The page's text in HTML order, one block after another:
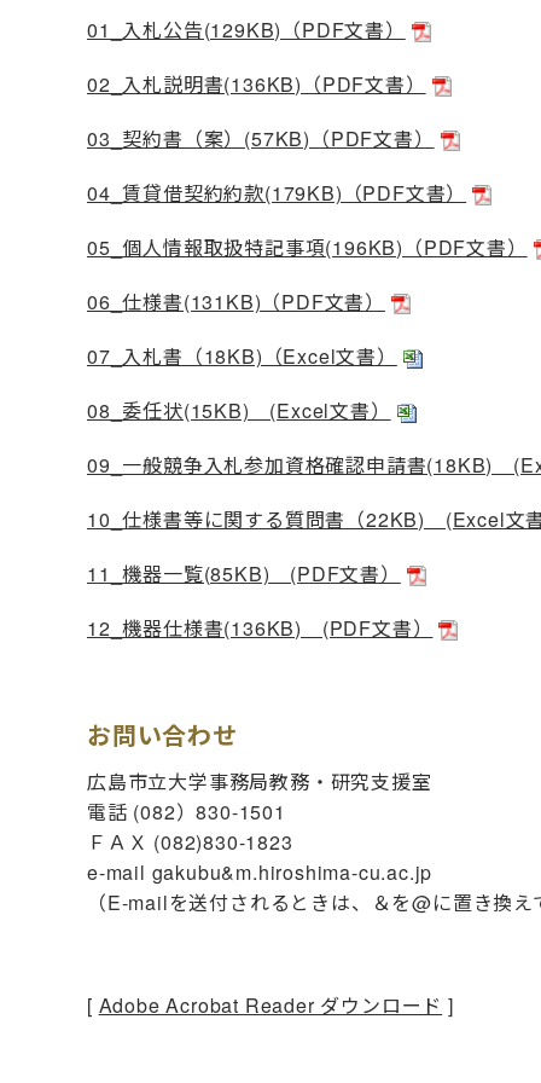
01_入札公告(129KB)（PDF文書）
02_入札説明書(136KB)（PDF文書）
03_契約書（案）(57KB)（PDF文書）
04_賃貸借契約約款(179KB)（PDF文書）
05_個人情報取扱特記事項(196KB)（PDF文書）
06_仕様書(131KB)（PDF文書）
07_入札書（18KB)（Excel文書）
08_委任状(15KB) (Excel文書）
09_一般競争入札参加資格確認申請書(18KB)
10_仕様書等に関する質問書（22KB) (Excel文書
11_機器一覧(85KB) (PDF文書）
12_機器仕様書(136KB) (PDF文書）
お問い合わせ
広島市立大学事務局教務・研究支援室
電話 (082）830-1501
ＦＡＸ (082)830-1823
e-mail gakubu&m.hiroshima-cu.ac.jp
（E-mailを送付されるときは、＆を@に置き換え
[ Adobe Acrobat Reader ダウンロード ]